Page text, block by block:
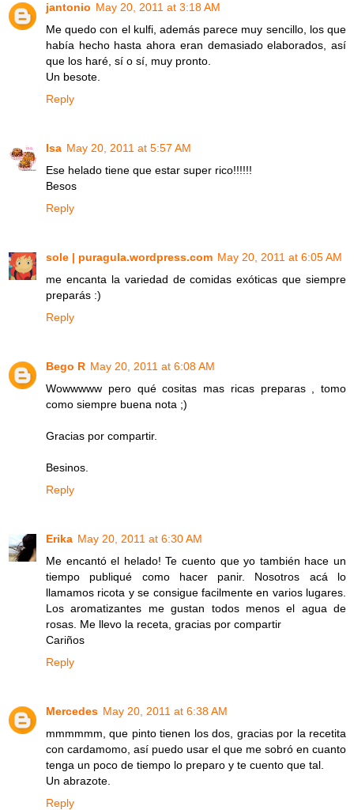
jantonio May 20, 2011 at 3:18 AM
Me quedo con el kulfi, además parece muy sencillo, los que
había hecho hasta ahora eran demasiado elaborados, así
que los haré, sí o sí, muy pronto.
Un besote.
Reply
Isa May 20, 2011 at 5:57 AM
Ese helado tiene que estar super rico!!!!!!
Besos
Reply
sole | puragula.wordpress.com May 20, 2011 at 6:05 AM
me encanta la variedad de comidas exóticas que siempre
preparás :)
Reply
Bego R May 20, 2011 at 6:08 AM
Wowwwww pero qué cositas mas ricas preparas , tomo
como siempre buena nota ;)
Gracias por compartir.
Besinos.
Reply
Erika May 20, 2011 at 6:30 AM
Me encantó el helado! Te cuento que yo también hace un
tiempo publiqué como hacer panir. Nosotros acá lo
llamamos ricota y se consigue facilmente en varios lugares.
Los aromatizantes me gustan todos menos el agua de
rosas. Me llevo la receta, gracias por compartir
Cariños
Reply
Mercedes May 20, 2011 at 6:38 AM
mmmmmm, que pinto tienen los dos, gracias por la recetita
con cardamomo, así puedo usar el que me sobró en cuanto
tenga un poco de tiempo lo preparo y te cuento que tal.
Un abrazote.
Reply